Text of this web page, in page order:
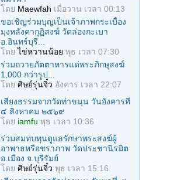
โดย Maewfah เมื่อวาน เวลา 00:13
ขอเชิญร่วมบุญเป็นเจ้าภาพกระเบื้อง
มุงหลังคากุฏิสงฆ์ วัดล่องกะเบา
อ.อินทร์บุรี...
โดยไข่หวานน้อย พุธ เวลา 07:30
ร่วมถวายภัตตาหารแด่พระภิกษุสงฆ์
1,000 กว่ารูป...
โดย ศิษย์รุ่นจิ๋ว อังคาร เวลา 22:07
เสียงธรรมจากวัดท่าขนุน วันอังคารที่
๔ สิงหาคม ๒๕๖๙
โดย iamfu พุธ เวลา 10:36
ร่วมสมทบทุนดูแลรักษาพระสงฆ์ผู้
อาพาธหรือชราภาพ วัดประชานิรมิต
อ.เมือง จ.บุรีรัมย์
โดย ศิษย์รุ่นจิ๋ว พุธ เวลา 15:16